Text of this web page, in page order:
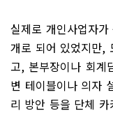
실제로 개인사업자
개로 되어 있었지만,
고, 본부장이나 회계
변 테이블이나 의자
리 방안 등을 단체